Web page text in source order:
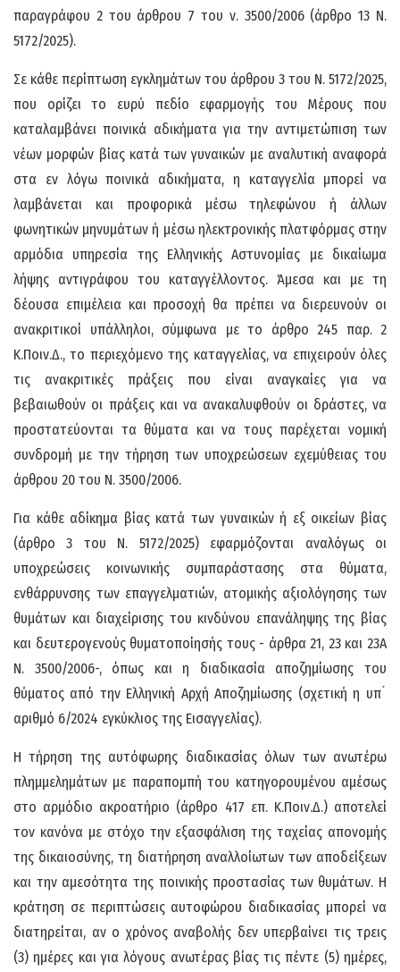
παραγράφου 2 του άρθρου 7 του ν. 3500/2006 (άρθρο 13 Ν.
5172/2025).
Σε κάθε περίπτωση εγκλημάτων του άρθρου 3 του Ν. 5172/2025,
που ορίζει το ευρύ πεδίο εφαρμογής του Μέρους που
καταλαμβάνει ποινικά αδικήματα για την αντιμετώπιση των
νέων μορφών βίας κατά των γυναικών με αναλυτική αναφορά
στα εν λόγω ποινικά αδικήματα, η καταγγελία μπορεί να
λαμβάνεται και προφορικά μέσω τηλεφώνου ή άλλων
φωνητικών μηνυμάτων ή μέσω ηλεκτρονικής πλατφόρμας στην
αρμόδια υπηρεσία της Ελληνικής Αστυνομίας με δικαίωμα
λήψης αντιγράφου του καταγγέλλοντος. Άμεσα και με τη
δέουσα επιμέλεια και προσοχή θα πρέπει να διερευνούν οι
ανακριτικοί υπάλληλοι, σύμφωνα με το άρθρο 245 παρ. 2
Κ.Ποιν.Δ., το περιεχόμενο της καταγγελίας, να επιχειρούν όλες
τις ανακριτικές πράξεις που είναι αναγκαίες για να
βεβαιωθούν οι πράξεις και να ανακαλυφθούν οι δράστες, να
προστατεύονται τα θύματα και να τους παρέχεται νομική
συνδρομή με την τήρηση των υποχρεώσεων εχεμύθειας του
άρθρου 20 του Ν. 3500/2006.
Για κάθε αδίκημα βίας κατά των γυναικών ή εξ οικείων βίας
(άρθρο 3 του Ν. 5172/2025) εφαρμόζονται αναλόγως οι
υποχρεώσεις κοινωνικής συμπαράστασης στα θύματα,
ενθάρρυνσης των επαγγελματιών, ατομικής αξιολόγησης των
θυμάτων και διαχείρισης του κινδύνου επανάληψης της βίας
και δευτερογενούς θυματοποίησής τους - άρθρα 21, 23 και 23Α
Ν. 3500/2006-, όπως και η διαδικασία αποζημίωσης του
θύματος από την Ελληνική Αρχή Αποζημίωσης (σχετική η υπ ́
αριθμό 6/2024 εγκύκλιος της Εισαγγελίας).
Η τήρηση της αυτόφωρης διαδικασίας όλων των ανωτέρω
πλημμελημάτων με παραπομπή του κατηγορουμένου αμέσως
στο αρμόδιο ακροατήριο (άρθρο 417 επ. Κ.Ποιν.Δ.) αποτελεί
τον κανόνα με στόχο την εξασφάλιση της ταχείας απονομής
της δικαιοσύνης, τη διατήρηση αναλλοίωτων των αποδείξεων
και την αμεσότητα της ποινικής προστασίας των θυμάτων. Η
κράτηση σε περιπτώσεις αυτοφώρου διαδικασίας μπορεί να
διατηρείται, αν ο χρόνος αναβολής δεν υπερβαίνει τις τρεις
(3) ημέρες και για λόγους ανωτέρας βίας τις πέντε (5) ημέρες,